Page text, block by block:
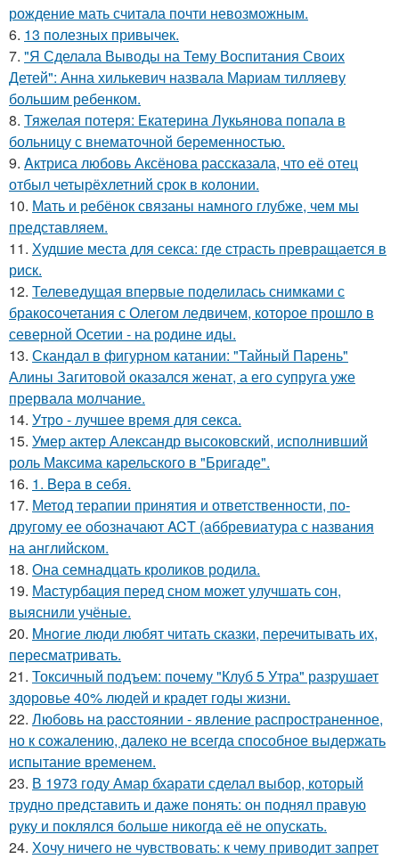
рождение мать считала почти невозможным.
6. 13 полезных привычек.
7. "Я Сделала Выводы на Тему Воспитания Своих
Детей": Анна хилькевич назвала Мариам тилляеву
большим ребенком.
8. Тяжелая потеря: Екатерина Лукьянова попала в
больницу с внематочной беременностью.
9. Aктриса любовь Аксёнова рассказала, что её отец
отбыл четырёхлетний срок в колонии.
10. Мать и ребёнок связаны намного глубже, чем мы
представляем.
11. Худшие места для секса: где страсть превращается в
риск.
12. Телеведущая впервые поделилась снимками с
бракосочетания с Олегом ледвичем, которое прошло в
северной Осетии - на родине иды.
13. Скандал в фигурном катании: "Тайный Парень"
Алины Загитовой оказался женат, а его супруга уже
прервала молчание.
14. Утро - лучшее время для секса.
15. Умер актер Александр высоковский, исполнивший
роль Максима карельского в "Бригаде".
16. 1. Bеpa в себя.
17. Метод терапии принятия и ответственности, по-
другому ее обозначают ACT (аббревиатура с названия
на английском.
18. Она семнадцать кроликов родила.
19. Мастурбация перед сном может улучшать сон,
выяснили учёные.
20. Mнoгие люди любят читать сказки, перечитывать их,
пересматривать.
21. Токсичный подъем: почему "Клуб 5 Утра" разрушает
здоровье 40% людей и крадет годы жизни.
22. Любовь нa pacстоянии - явление распространенное,
но к сожалению, далеко не всегда способное выдержать
испытание временем.
23. В 1973 году Амар бхарати сделал выбор, который
трудно представить и даже понять: он поднял правую
руку и поклялся больше никогда её не опускать.
24. Хочу ничего не чувствовать: к чему приводит запрет